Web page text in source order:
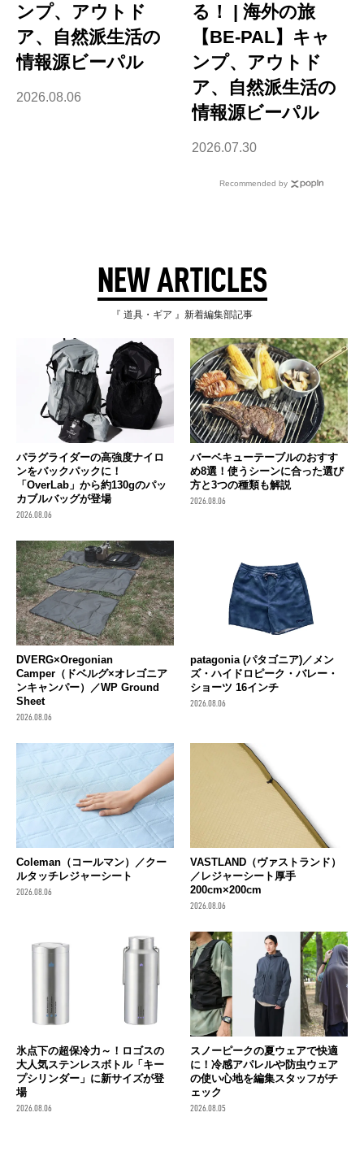
ンプ、アウトド
ア、自然派生活の
情報源ビーパル
2026.08.06
る！ | 海外の旅
【BE-PAL】キャ
ンプ、アウトド
ア、自然派生活の
情報源ビーパル
2026.07.30
Recommended by
NEW ARTICLES
『 道具・ギア 』新着編集部記事
パラグライダーの高強度ナイロ
ンをバックパックに！
「OverLab」から約130gのパッ
カブルバッグが登場
2026.08.06
バーベキューテーブルのおすす
め8選！使うシーンに合った選び
方と3つの種類も解説
2026.08.06
DVERG×Oregonian
Camper（ドベルグ×オレゴニア
ンキャンパー）／WP Ground
Sheet
2026.08.06
patagonia (パタゴニア)／メン
ズ・ハイドロピーク・バレー・
ショーツ 16インチ
2026.08.06
Coleman（コールマン）／クー
ルタッチレジャーシート
2026.08.06
VASTLAND（ヴァストランド）
／レジャーシート厚手
200cm×200cm
2026.08.06
氷点下の超保冷力～！ロゴスの
大人気ステンレスボトル「キー
プシリンダー」に新サイズが登
場
2026.08.06
スノーピークの夏ウェアで快適
に！冷感アパレルや防虫ウェア
の使い心地を編集スタッフがチ
ェック
2026.08.05